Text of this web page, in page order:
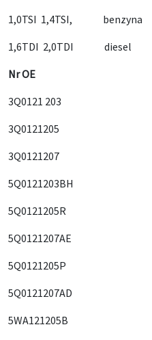
1,0TSI 1,4TSI, benzyna
1,6TDI 2,0TDI diesel
Nr OE
3Q0121 203
3Q0121205
3Q0121207
5Q0121203BH
5Q0121205R
5Q0121207AE
5Q0121205P
5Q0121207AD
5WA121205B